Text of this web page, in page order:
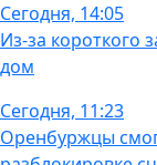
Сегодня, 14:05
Из-за короткого
дом
Сегодня, 11:23
Оренбуржцы